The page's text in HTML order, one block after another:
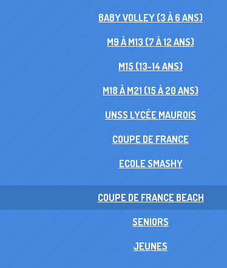
BABY VOLLEY (3 À 6 ANS)
M9 À M13 (7 À 12 ANS)
M15 (13-14 ANS)
M18 À M21 (15 À 20 ANS)
UNSS LYCÉE MAUROIS
COUPE DE FRANCE
ECOLE SMASHY
COUPE DE FRANCE BEACH
SENIORS
JEUNES